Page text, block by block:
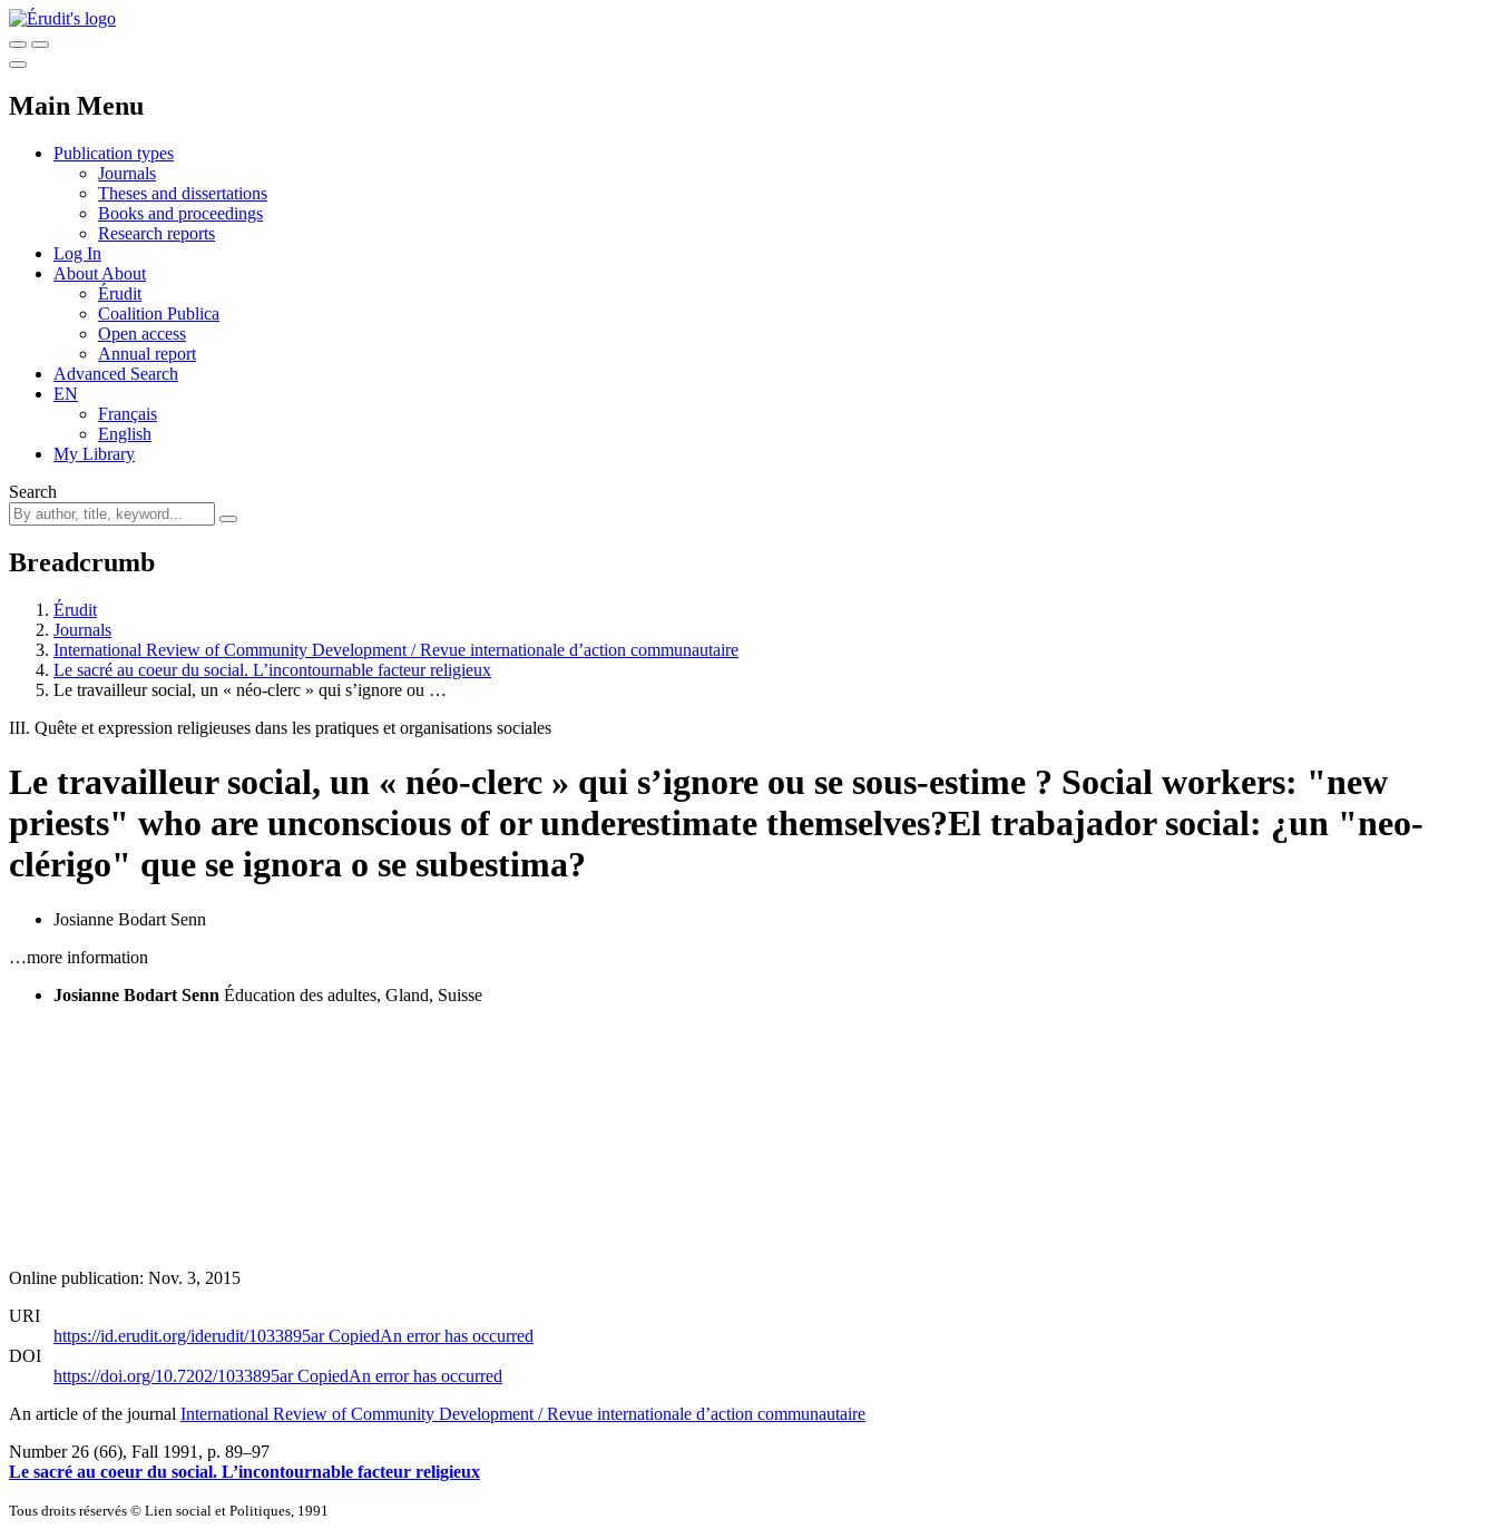
Main Menu
Publication types
Journals
Theses and dissertations
Books and proceedings
Research reports
Log In
About About
Érudit
Coalition Publica
Open access
Annual report
Advanced Search
EN
Français
English
My Library
Search
Breadcrumb
Érudit
Journals
International Review of Community Development / Revue internationale d’action communautaire
Le sacré au coeur du social. L’incontournable facteur religieux
Le travailleur social, un « néo-clerc » qui s’ignore ou …
III. Quête et expression religieuses dans les pratiques et organisations sociales
Le travailleur social, un « néo-clerc » qui s’ignore ou se sous-estime ? Social workers: "new
priests" who are unconscious of or underestimate themselves?El trabajador social: ¿un "neo-
clérigo" que se ignora o se subestima?
Josianne Bodart Senn
…more information
Josianne Bodart Senn Éducation des adultes, Gland, Suisse
Online publication: Nov. 3, 2015
URI
https://id.erudit.org/iderudit/1033895arCopiedAn error has occurred
DOI
https://doi.org/10.7202/1033895arCopiedAn error has occurred
An article of the journal International Review of Community Development / Revue internationale d’action communautaire
Number 26 (66), Fall 1991 , p. 89–97
Le sacré au coeur du social. L’incontournable facteur religieux
Tous droits réservés © Lien social et Politiques, 1991